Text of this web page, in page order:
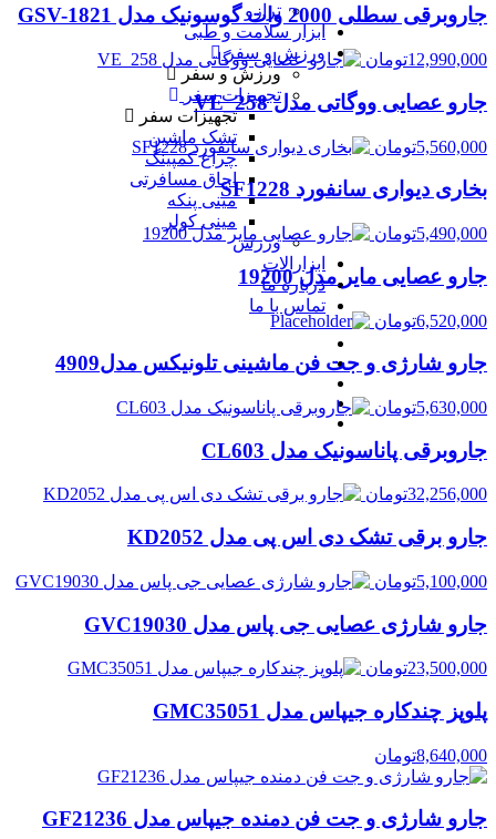
ترازو
ابزار سلامت و طبی
ورزش و سفر
ورزش و سفر
تجهیزات سفر
تجهیزات سفر
تشک ماشین
چراغ کمپینگ
اجاق مسافرتی
مینی پنکه
مینی کولر
ورزش
ابزارالات
درباره ما
تماس با ما
جاروبرقی سطلی 2000 وات گوسونیک مدل GSV-1821
12,990,000تومان
جارو عصایی ووگاتی مدل VE_258
5,560,000تومان
بخاری دیواری سانفورد SF1228
5,490,000تومان
جارو عصایی مایر مدل 19200
6,520,000تومان
جارو شارژی و جت فن ماشینی تلونیکس مدل4909
5,630,000تومان
جاروبرقی پاناسونیک مدل CL603
32,256,000تومان
جارو برقی تشک دی اس پی مدل KD2052
5,100,000تومان
جارو شارژی عصایی جی پاس مدل GVC19030
23,500,000تومان
پلوپز چندکاره جیپاس مدل GMC35051
8,640,000تومان
جارو شارژی و جت فن دمنده جیپاس مدل GF21236